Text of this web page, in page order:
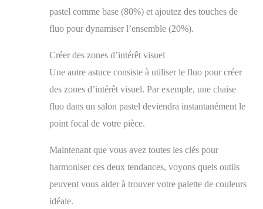
pastel comme base (80%) et ajoutez des touches de
fluo pour dynamiser l’ensemble (20%).
Créer des zones d’intérêt visuel
Une autre astuce consiste à utiliser le fluo pour créer
des zones d’intérêt visuel. Par exemple, une chaise
fluo dans un salon pastel deviendra instantanément le
point focal de votre pièce.
Maintenant que vous avez toutes les clés pour
harmoniser ces deux tendances, voyons quels outils
peuvent vous aider à trouver votre palette de couleurs
idéale.